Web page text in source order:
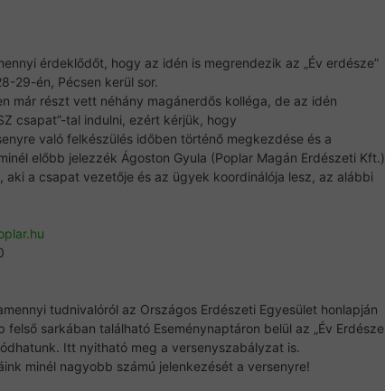
érdeklődőt, hogy az idén is megrendezik az „Év erdésze”
29-én, Pécsen kerül sor.
már részt vett néhány magánerdős kolléga, de az idén
csapat”-tal indulni, ezért kérjük, hogy
való felkészülés időben történő megkezdése és a
előbb jelezzék Ágoston Gyula (Poplar Magán Erdészeti Kft.)
aki a csapat vezetője és az ügyek koordinálója lesz, az alábbi
tudnivalóról az Országos Erdészeti Egyesület honlapján
felső sarkában található Eseménynaptáron belül az „Év Erdésze
Itt nyitható meg a versenyszabályzat is.
minél nagyobb számú jelenkezését a versenyre!